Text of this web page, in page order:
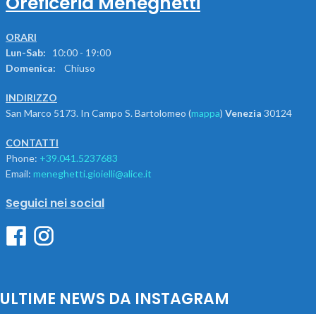
ORARI
Lun-Sab: 10:00 - 19:00
Domenica:
Chiuso
INDIRIZZO
San Marco 5173. In Campo S. Bartolomeo (mappa) Venezia 30124
CONTATTI
Phone: +39.041.5237683
Email: meneghetti.gioielli@alice.it
Seguici nei social
ULTIME NEWS DA INSTAGRAM